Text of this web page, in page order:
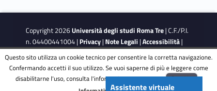
Copyright 2026Università degli studi Roma Tre| C.F./P.I.
n. 04400441004 |Privacy|Note Legali |Accessibilità|
Obiettivi di accessibilità
| Dichiarazione di accessibilità
Assistente virtuale
This site is protected by reCAPTCHA and the GooglePrivacy
Questo sito utilizza un cookie tecnico per consentire la corretta navigazione.
Confermando accetti il suo utilizzo. Se vuoi saperne di più e leggere come
disabilitarne l'uso, consulta l'informativa estesa.ENG
Accetta